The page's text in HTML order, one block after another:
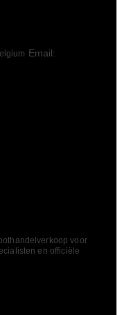
Email:
voor
en officiële